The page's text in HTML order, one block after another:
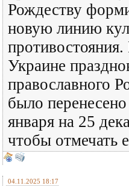
Рождеству
новую линию
Украине
православного
было
января на 25
чтобы отмечать
04.11.2025 18:17